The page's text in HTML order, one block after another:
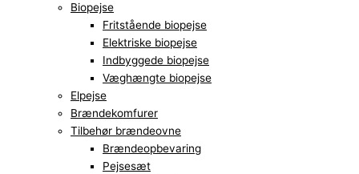
Biopejse
Fritstående biopejse
Elektriske biopejse
Indbyggede biopejse
Væghængte biopejse
Elpejse
Brændekomfurer
Tilbehør brændeovne
Brændeopbevaring
Pejsesæt